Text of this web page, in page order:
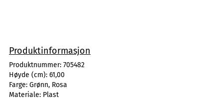
Produktinformasjon
Produktnummer: 705482
Høyde (cm): 61,00
Farge: Grønn, Rosa
Materiale: Plast